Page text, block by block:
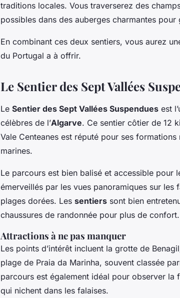
traditions locales. Vous traverserez des
possibles dans des auberges charmantes
En combinant ces deux sentiers, vous aurez
du Portugal a à offrir.
Le Sentier des Sept Vallées
Le Sentier des Sept Vallées Suspendues est
célèbres de l’Algarve. Ce sentier côtier de 12
Vale Centeanes est réputé pour ses
marines.
Le parcours est bien balisé et accessible pour
émerveillés par les vues panoramiques sur les
plages dorées. Les sentiers sont bien
chaussures de randonnée pour plus de confort.
Attractions à ne pas manquer
Les points d’intérêt incluent la grotte de
plage de Praia da Marinha, souvent classée
parcours est également idéal pour observer la
qui nichent dans les falaises.